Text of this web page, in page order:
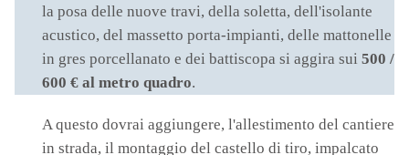
la posa delle nuove travi, della soletta, dell'isolante
acustico, del massetto porta-impianti, delle mattonelle
in gres porcellanato e dei battiscopa si aggira sui 500 /
600 € al metro quadro.
A questo dovrai aggiungere, l'allestimento del cantiere
in strada, il montaggio del castello di tiro, impalcato